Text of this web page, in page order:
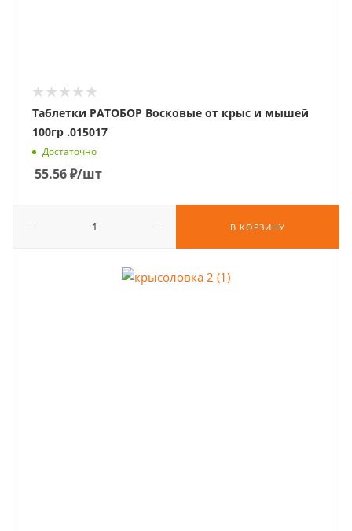
Таблетки РАТОБОР Восковые от крыс и мышей
100гр .015017
Достаточно
55.56₽/шт
В КОРЗИНУ